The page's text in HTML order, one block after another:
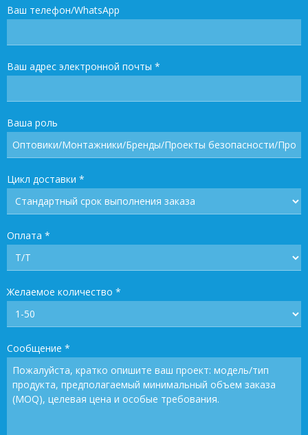
Ваш телефон/WhatsApp
Ваш адрес электронной почты *
Ваша роль
Цикл доставки *
Оплата *
Желаемое количество *
Сообщение *